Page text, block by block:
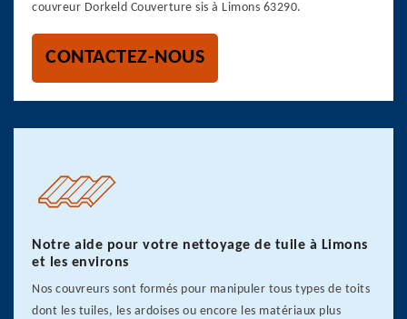
couvreur Dorkeld Couverture sis à Limons 63290.
CONTACTEZ-NOUS
Notre aide pour votre nettoyage de tuile à Limons
et les environs
Nos couvreurs sont formés pour manipuler tous types de toits
dont les tuiles, les ardoises ou encore les matériaux plus